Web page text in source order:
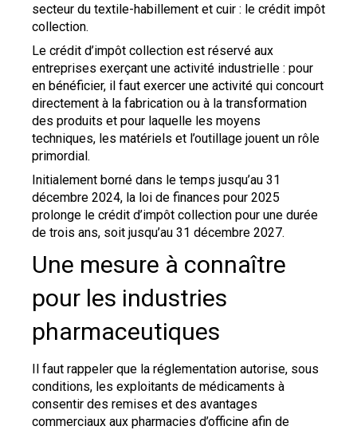
secteur du textile-habillement et cuir : le crédit impôt
collection.
Le crédit d’impôt collection est réservé aux
entreprises exerçant une activité industrielle : pour
en bénéficier, il faut exercer une activité qui concourt
directement à la fabrication ou à la transformation
des produits et pour laquelle les moyens
techniques, les matériels et l’outillage jouent un rôle
primordial.
Initialement borné dans le temps jusqu’au 31
décembre 2024, la loi de finances pour 2025
prolonge le crédit d’impôt collection pour une durée
de trois ans, soit jusqu’au 31 décembre 2027.
Une mesure à connaître
pour les industries
pharmaceutiques
Il faut rappeler que la réglementation autorise, sous
conditions, les exploitants de médicaments à
consentir des remises et des avantages
commerciaux aux pharmacies d’officine afin de